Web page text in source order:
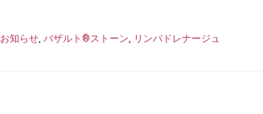
お知らせ, バザルト®ストーン, リンパドレナージュ